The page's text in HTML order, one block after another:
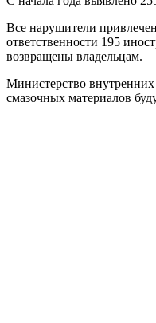
Все нарушители
ответственности 195
возвращены владельцам.
Министерство внутренних
смазочных материалов